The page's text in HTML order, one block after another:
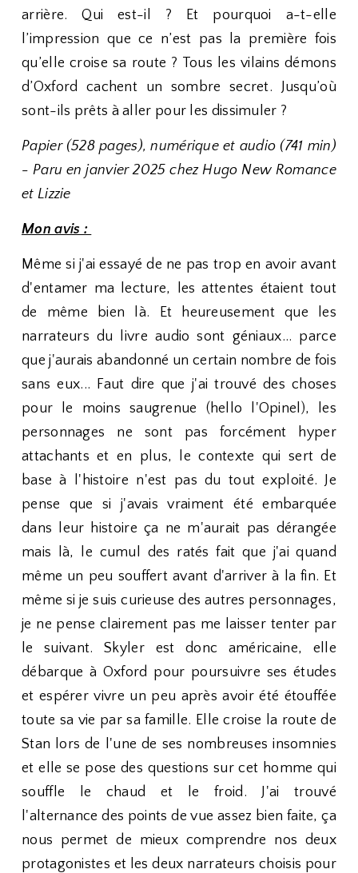
arrière. Qui est-il ? Et pourquoi a-t-elle
l’impression que ce n’est pas la première fois
qu’elle croise sa route ? Tous les vilains démons
d’Oxford cachent un sombre secret. Jusqu’où
sont-ils prêts à aller pour les dissimuler ?
Papier (528 pages), numérique et audio (741 min)
- Paru en janvier 2025 chez Hugo New Romance
et Lizzie
Mon avis :
Même si j'ai essayé de ne pas trop en avoir avant
d'entamer ma lecture, les attentes étaient tout
de même bien là. Et heureusement que les
narrateurs du livre audio sont géniaux... parce
que j'aurais abandonné un certain nombre de fois
sans eux... Faut dire que j'ai trouvé des choses
pour le moins saugrenue (hello l'Opinel), les
personnages ne sont pas forcément hyper
attachants et en plus, le contexte qui sert de
base à l'histoire n'est pas du tout exploité. Je
pense que si j'avais vraiment été embarquée
dans leur histoire ça ne m'aurait pas dérangée
mais là, le cumul des ratés fait que j'ai quand
même un peu souffert avant d'arriver à la fin. Et
même si je suis curieuse des autres personnages,
je ne pense clairement pas me laisser tenter par
le suivant. Skyler est donc américaine, elle
débarque à Oxford pour poursuivre ses études
et espérer vivre un peu après avoir été étouffée
toute sa vie par sa famille. Elle croise la route de
Stan lors de l'une de ses nombreuses insomnies
et elle se pose des questions sur cet homme qui
souffle le chaud et le froid. J'ai trouvé
l'alternance des points de vue assez bien faite, ça
nous permet de mieux comprendre nos deux
protagonistes et les deux narrateurs choisis pour